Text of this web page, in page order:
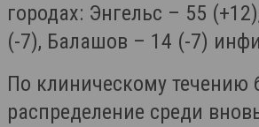
городах: Энгельс – 55
(-7), Балашов – 14 (-7)
По клиническому течению
распределение среди